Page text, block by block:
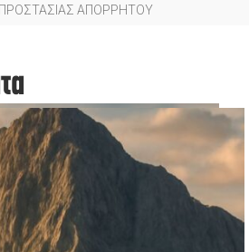
ΠΡΟΣΤΑΣΙΑΣ ΑΠΟΡΡΗΤΟΥ